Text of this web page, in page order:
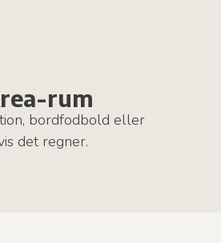
rum
bordfodbold eller
det regner.